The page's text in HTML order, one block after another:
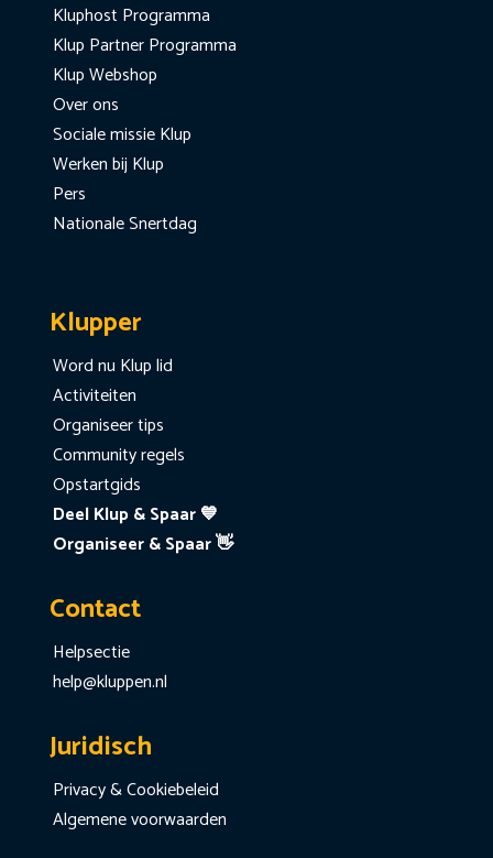
Kluphost Programma
Klup Partner Programma
Klup Webshop
Over ons
Sociale missie Klup
Werken bij Klup
Pers
Nationale Snertdag
Klupper
Word nu Klup lid
Activiteiten
Organiseer tips
Community regels
Opstartgids
Deel Klup & Spaar 💙
Organiseer & Spaar 👋
Contact
Helpsectie
help@kluppen.nl
Juridisch
Privacy & Cookiebeleid
Algemene voorwaarden